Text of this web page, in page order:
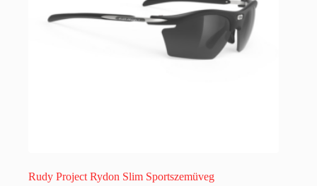
Rudy Project Rydon Slim Sportszemüveg